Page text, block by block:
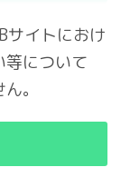
サイトにおけ
等について
。